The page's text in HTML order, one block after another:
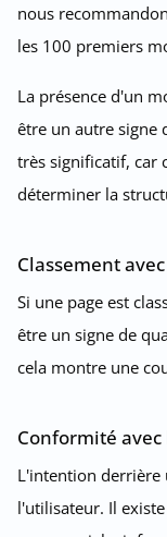
nous
les 100 premiers
La présence d'un
être un autre signe
très significatif, car
déterminer la
Classement
Si une page est
être un signe de
cela montre une
Conformité
L'intention derrière
l'utilisateur. Il